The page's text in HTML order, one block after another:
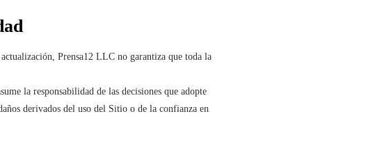
Prensa12 LLC no garantiza que toda la
la responsabilidad de las decisiones que adopte
derivados del uso del Sitio o de la confianza en